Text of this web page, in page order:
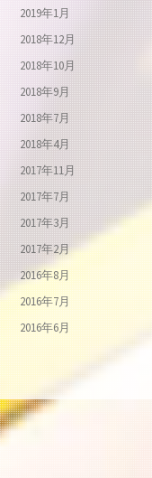
2019年1月
2018年12月
2018年10月
2018年9月
2018年7月
2018年4月
2017年11月
2017年7月
2017年3月
2017年2月
2016年8月
2016年7月
2016年6月